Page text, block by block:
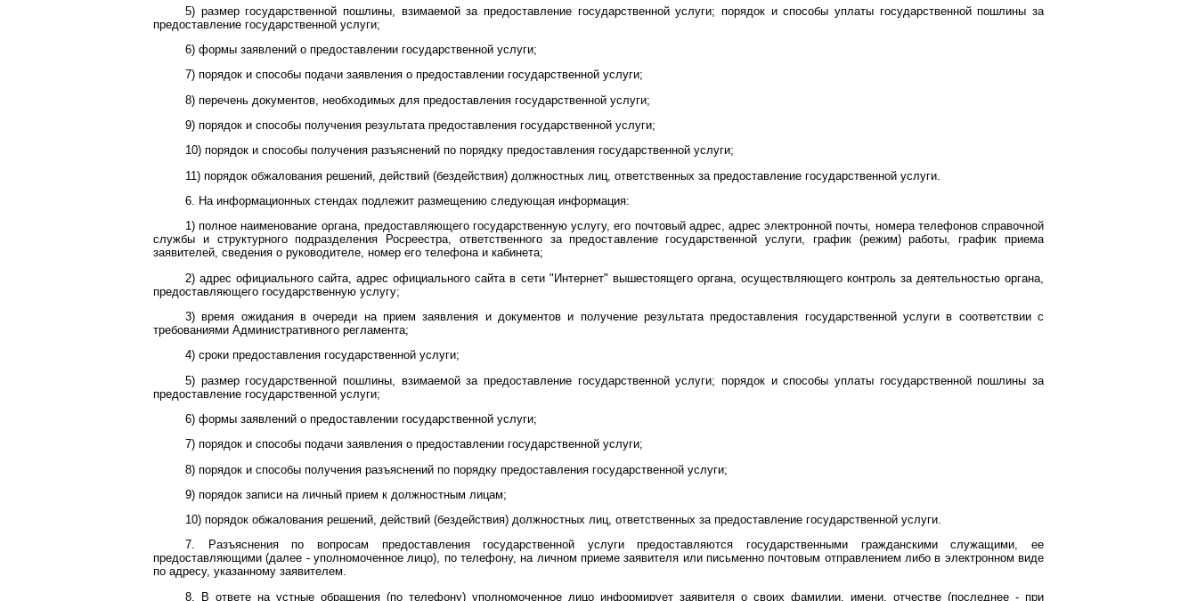
5) размер государственной пошлины, взимаемой за предоставление государственной услуги; порядок и способы уплаты государственной пошлины за
предоставление государственной услуги;
6) формы заявлений о предоставлении государственной услуги;
7) порядок и способы подачи заявления о предоставлении государственной услуги;
8) перечень документов, необходимых для предоставления государственной услуги;
9) порядок и способы получения результата предоставления государственной услуги;
10) порядок и способы получения разъяснений по порядку предоставления государственной услуги;
11) порядок обжалования решений, действий (бездействия) должностных лиц, ответственных за предоставление государственной услуги.
6. На информационных стендах подлежит размещению следующая информация:
1) полное наименование органа, предоставляющего государственную услугу, его почтовый адрес, адрес электронной почты, номера телефонов справочной
службы и структурного подразделения Росреестра, ответственного за предоставление государственной услуги, график (режим) работы, график приема
заявителей, сведения о руководителе, номер его телефона и кабинета;
2) адрес официального сайта, адрес официального сайта в сети "Интернет" вышестоящего органа, осуществляющего контроль за деятельностью органа,
предоставляющего государственную услугу;
3) время ожидания в очереди на прием заявления и документов и получение результата предоставления государственной услуги в соответствии с
требованиями Административного регламента;
4) сроки предоставления государственной услуги;
5) размер государственной пошлины, взимаемой за предоставление государственной услуги; порядок и способы уплаты государственной пошлины за
предоставление государственной услуги;
6) формы заявлений о предоставлении государственной услуги;
7) порядок и способы подачи заявления о предоставлении государственной услуги;
8) порядок и способы получения разъяснений по порядку предоставления государственной услуги;
9) порядок записи на личный прием к должностным лицам;
10) порядок обжалования решений, действий (бездействия) должностных лиц, ответственных за предоставление государственной услуги.
7. Разъяснения по вопросам предоставления государственной услуги предоставляются государственными гражданскими служащими, ее
предоставляющими (далее - уполномоченное лицо), по телефону, на личном приеме заявителя или письменно почтовым отправлением либо в электронном виде
по адресу, указанному заявителем.
8. В ответе на устные обращения (по телефону) уполномоченное лицо информирует заявителя о своих фамилии, имени, отчестве (последнее - при